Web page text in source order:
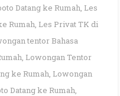
Datang ke Rumah, Les
Rumah, Les Privat TK di
tentor Bahasa
, Lowongan Tentor
ke Rumah, Lowongan
Datang ke Rumah,